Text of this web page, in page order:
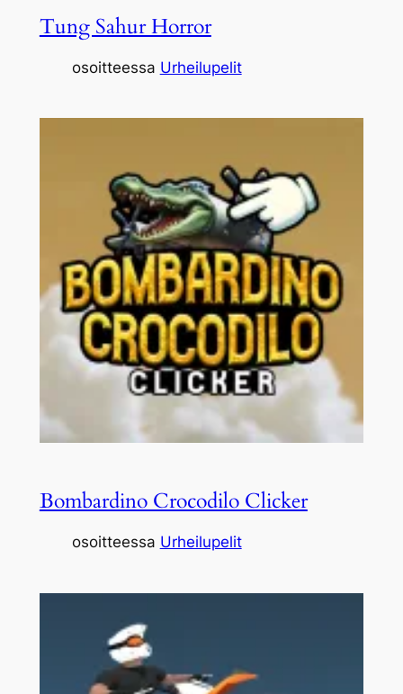
Tung Sahur Horror
osoitteessa Urheilupelit
Bombardino Crocodilo Clicker
osoitteessa Urheilupelit